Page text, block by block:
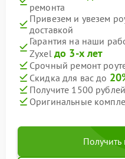
ремонта
Привезем и увезем
доставкой
Гарантия на наши
Zyxel до 3-х лет
Срочный ремонт
Скидка для вас до
Получите 1500
Оригинальные
Получить